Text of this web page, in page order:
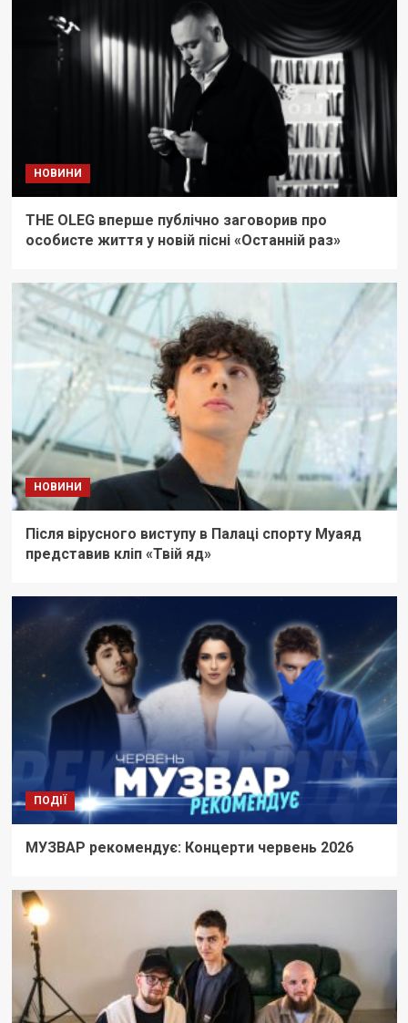
НОВИНИ
THE OLEG вперше публічно заговорив про
особисте життя у новій пісні «Останній раз»
НОВИНИ
Після вірусного виступу в Палаці спорту Муаяд
представив кліп «Твій яд»
ПОДІЇ
МУЗВАР рекомендує: Концерти червень 2026